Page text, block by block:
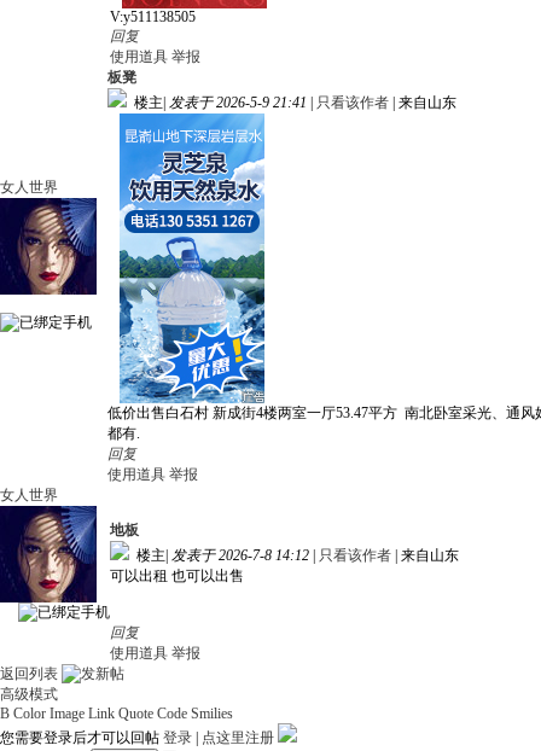
V:y511138505
回复
使用道具 举报
女人世界
板凳
楼主 发表于 2026-5-9 21:41 只看该作者 来自山东
低价出售白石村 新成街4楼两室一厅53.47平方 南北卧室采光、通
都有.
回复
使用道具 举报
女人世界
地板
楼主 发表于 2026-7-8 14:12 只看该作者 来自山东
可以出租 也可以出售
回复
使用道具 举报
返回列表
高级模式
B Color Image Link Quote Code Smilies
您需要登录后才可以回帖 登录
点这里注册